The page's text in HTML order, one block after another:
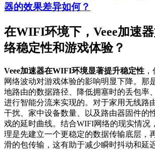
器的效果差异如何？
在WIFI环境下，Veee加速
络稳定性和游戏体验？
Veee加速器在WIFI环境显著提升稳定性
网络波动对游戏体验的影响明显下降。那
地路由的数据路径、降低拥塞时的丢包率
进行智能分流来实现的。对于家用无线路
干扰、家中设备数量、以及路由器固件的
戏的延时曲线。结合WIFI网络的现实情况
理是先建立一个更稳定的数据传输底层，
滑的包传输，这有助于减少瞬时抖动和延